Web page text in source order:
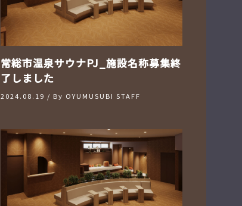
常総市温泉サウナPJ_施設名称募集終
了しました
2024.08.19 / By OYUMUSUBI STAFF